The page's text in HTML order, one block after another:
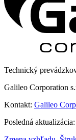
Technický
Galileo Corporation
Kontakt: Galileo
Posledná